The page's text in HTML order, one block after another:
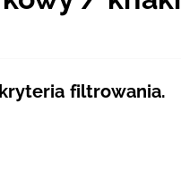
filtrowania.